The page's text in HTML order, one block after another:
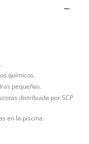
químicos.
pequeñas.
distribuida por SCP
en la piscina.